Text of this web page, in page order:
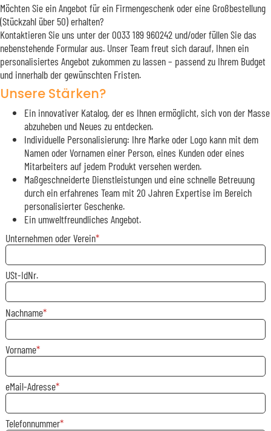
Möchten Sie ein Angebot für ein Firmengeschenk oder eine Großbestellung
(Stückzahl über 50) erhalten?
Kontaktieren Sie uns unter der 0033 189 960242 und/oder füllen Sie das
nebenstehende Formular aus. Unser Team freut sich darauf, Ihnen ein
personalisiertes Angebot zukommen zu lassen – passend zu Ihrem Budget
und innerhalb der gewünschten Fristen.
Unsere Stärken?
Ein innovativer Katalog, der es Ihnen ermöglicht, sich von der Masse
abzuheben und Neues zu entdecken.
Individuelle Personalisierung: Ihre Marke oder Logo kann mit dem
Namen oder Vornamen einer Person, eines Kunden oder eines
Mitarbeiters auf jedem Produkt versehen werden.
Maßgeschneiderte Dienstleistungen und eine schnelle Betreuung
durch ein erfahrenes Team mit 20 Jahren Expertise im Bereich
personalisierter Geschenke.
Ein umweltfreundliches Angebot.
Unternehmen oder Verein
USt-IdNr.
Nachname
Vorname
eMail-Adresse
Telefonnummer